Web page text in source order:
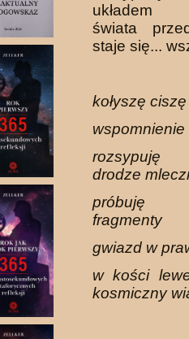
układem
świata
staje się...
kołyszę ciszę
wspomnienie
drodze
próbuję
fragmenty
gwiazd w
w kości
kosmiczny